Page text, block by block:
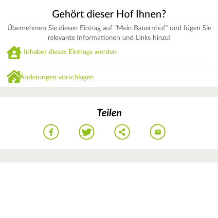
Gehört dieser Hof Ihnen?
Übernehmen Sie diesen Eintrag auf "Mein Bauernhof" und fügen Sie
relevante Informationen und Links hinzu!
Inhaber dieses Eintrags werden
Änderungen vorschlagen
Teilen